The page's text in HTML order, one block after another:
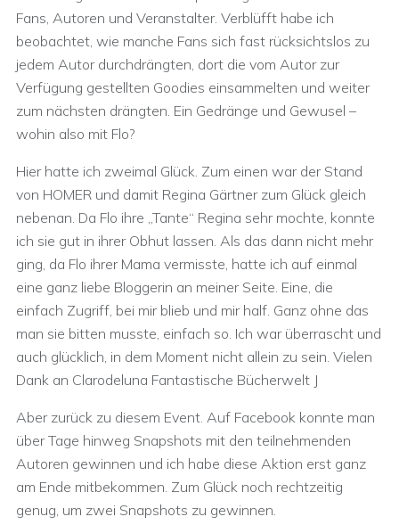
Fans, Autoren und Veranstalter. Verblüfft habe ich
beobachtet, wie manche Fans sich fast rücksichtslos zu
jedem Autor durchdrängten, dort die vom Autor zur
Verfügung gestellten Goodies einsammelten und weiter
zum nächsten drängten. Ein Gedränge und Gewusel –
wohin also mit Flo?
Hier hatte ich zweimal Glück. Zum einen war der Stand
von HOMER und damit Regina Gärtner zum Glück gleich
nebenan. Da Flo ihre „Tante“ Regina sehr mochte, konnte
ich sie gut in ihrer Obhut lassen. Als das dann nicht mehr
ging, da Flo ihrer Mama vermisste, hatte ich auf einmal
eine ganz liebe Bloggerin an meiner Seite. Eine, die
einfach Zugriff, bei mir blieb und mir half. Ganz ohne das
man sie bitten musste, einfach so. Ich war überrascht und
auch glücklich, in dem Moment nicht allein zu sein. Vielen
Dank an Clarodeluna Fantastische Bücherwelt J
Aber zurück zu diesem Event. Auf Facebook konnte man
über Tage hinweg Snapshots mit den teilnehmenden
Autoren gewinnen und ich habe diese Aktion erst ganz
am Ende mitbekommen. Zum Glück noch rechtzeitig
genug, um zwei Snapshots zu gewinnen.